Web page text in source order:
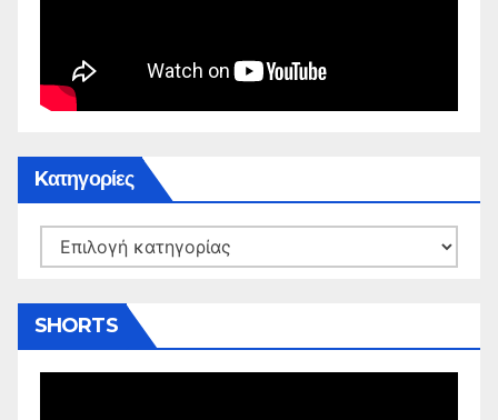
Kατηγορίες
Kατηγορίες
SHORTS